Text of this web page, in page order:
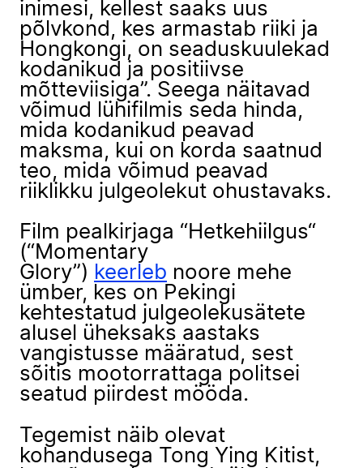
inimesi, kellest saaks uus
põlvkond, kes armastab riiki ja
Hongkongi, on seaduskuulekad
kodanikud ja positiivse
mõtteviisiga”. Seega näitavad
võimud lühifilmis seda hinda,
mida kodanikud peavad
maksma, kui on korda saatnud
teo, mida võimud peavad
riiklikku julgeolekut ohustavaks.
Film pealkirjaga “Hetkehiilgus“
(“Momentary
Glory”) keerleb noore mehe
ümber, kes on Pekingi
kehtestatud julgeolekusätete
alusel üheksaks aastaks
vangistusse määratud, sest
sõitis mootorrattaga politsei
seatud piirdest mööda.
Tegemist näib olevat
kohandusega Tong Ying Kitist,